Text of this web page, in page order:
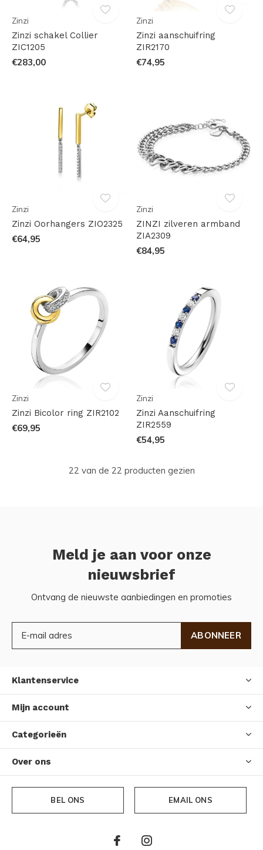
Zinzi
Zinzi schakel Collier
ZIC1205
€283,00
Zinzi
Zinzi aanschuifring
ZIR2170
€74,95
Zinzi
Zinzi Oorhangers ZIO2325
€64,95
Zinzi
ZINZI zilveren armband
ZIA2309
€84,95
Zinzi
Zinzi Bicolor ring ZIR2102
€69,95
Zinzi
Zinzi Aanschuifring
ZIR2559
€54,95
22 van de 22 producten gezien
Meld je aan voor onze
nieuwsbrief
Ontvang de nieuwste aanbiedingen en promoties
ABONNEER
Klantenservice
Mijn account
Categorieën
Over ons
BEL ONS EMAIL ONS